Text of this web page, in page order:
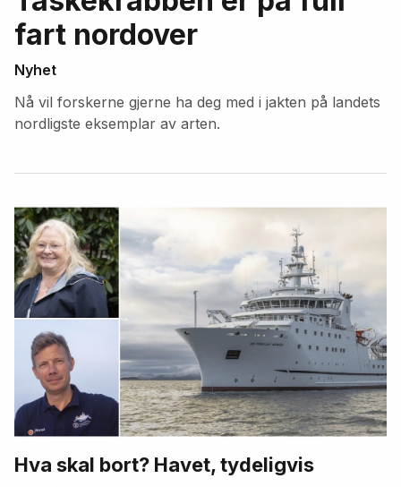
fart nordover
Nyhet
Nå vil forskerne gjerne ha deg med i jakten på landets
nordligste eksemplar av arten.
Hva skal bort? Havet, tydeligvis